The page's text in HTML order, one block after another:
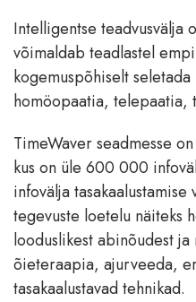
Intelligentse teadvusvälja
võimaldab teadlastel
kogemuspõhiselt
homöopaatia, telepaatia,
TimeWaver seadmesse
kus on üle 600 000
infovälja
tegevuste loetelu näiteks
looduslikest abinõudest
õieteraapia, ajurveeda,
tasakaalustavad tehnikad.